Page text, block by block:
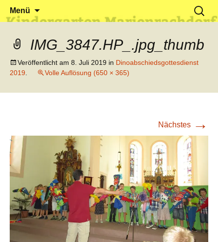
Kindergarten Marienrachdorf
Klein reingehen – Groß rauskommen
Menü
Suchen
nach:
IMG_3847.HP_.jpg_thumb
Veröffentlicht am 8. Juli 2019 in Dinoabschiedsgottesdienst
2019
Volle Auflösung (650 × 365)
Nächstes →